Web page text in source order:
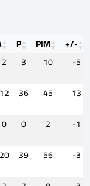
P PIM
+/-
2 3 10
-5
12 36 45
13
0 0 2
-1
20 39 56
-3